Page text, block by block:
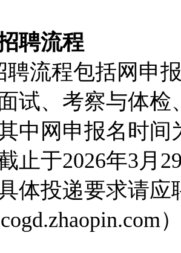
聘流程
流程包括网申报
试、考察与体检
中网申报名时间
止于2026年3月
体投递要求请应